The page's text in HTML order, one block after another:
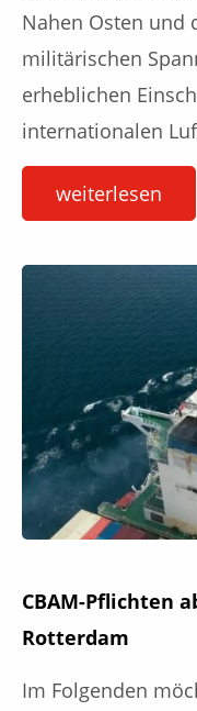
Nahen Osten und
militärischen
erheblichen
internationalen
weiterlesen
CBAM-Pflichten
Rotterdam
Im Folgenden